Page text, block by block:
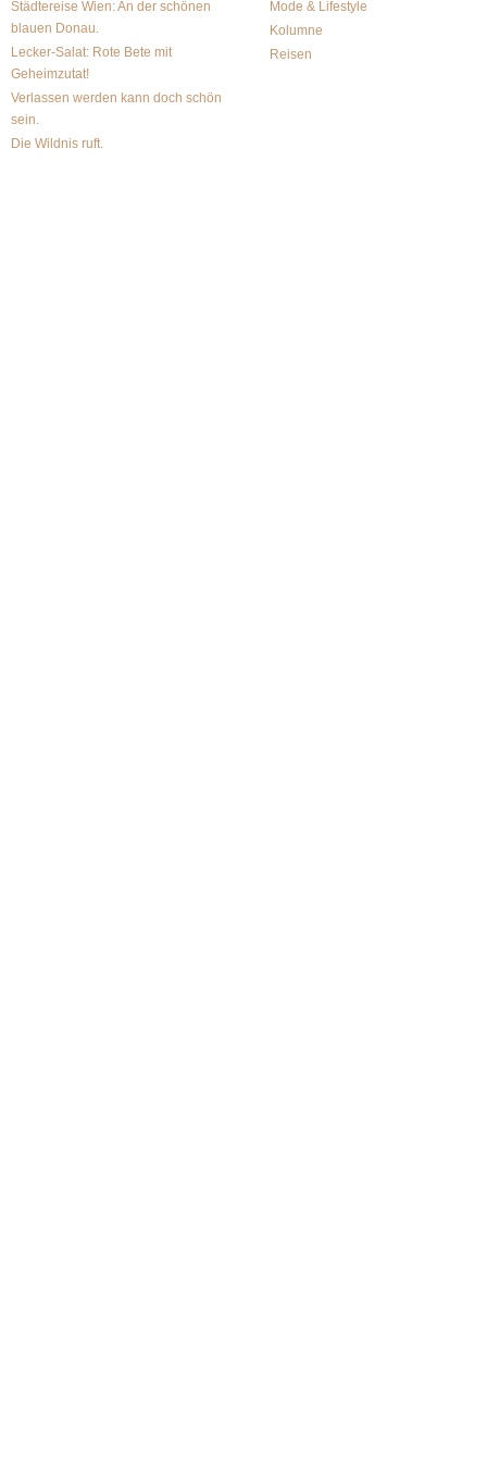
Städtereise Wien: An der schönen
blauen Donau.
Lecker-Salat: Rote Bete mit
Geheimzutat!
Verlassen werden kann doch schön
sein.
Die Wildnis ruft.
Mode & Lifestyle
Kolumne
Reisen